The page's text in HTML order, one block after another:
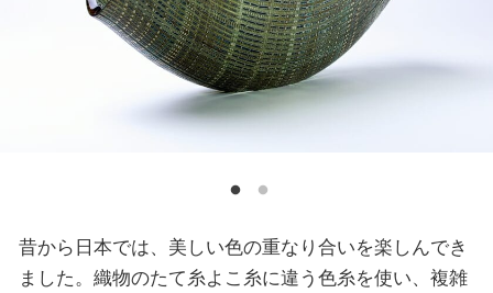
昔から日本では、美しい色の重なり合いを楽しんでき
ました。織物のたて糸よこ糸に違う色糸を使い、複雑